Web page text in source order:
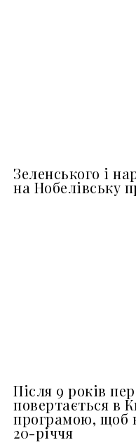
Зеленського і
на Нобелівську
Після 9 років
повертається в
програмою, щоб
20-річчя